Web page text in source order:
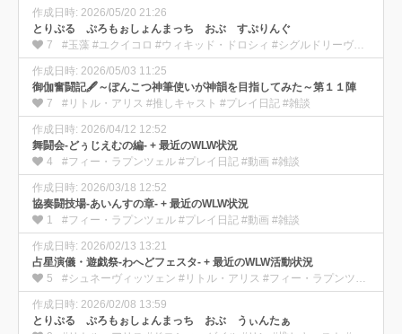
作成日時: 2026/05/20 21:26
とりぷる ぷろもぉしょんまっち おぶ すぷりんぐ
7
#玉藻 #ユクイコロ #ウィキッド・ドロシィ #シグルドリーヴァ #プレイ日記 #動画 #雑談
作成日時: 2026/05/03 11:25
御伽奮闘記🖋️～ぽんこつ神筆使いが神韻を目指してみた～第１１陣
7
#リトル・アリス #推しキャスト #プレイ日記 #雑談
作成日時: 2026/04/12 12:52
舞闘会-どぅじえむの編- + 最近のWLW状況
4
#フィー・ラプンツェル #プレイ日記 #動画 #雑談
作成日時: 2026/03/18 12:52
協奏闘技場-あいんすの章- + 最近のWLW状況
1
#フィー・ラプンツェル #プレイ日記 #動画 #雑談
作成日時: 2026/02/13 13:21
占星演儀・遊戯祭-わへどフェスタ- + 最近のWLW活動状況
5
#シュネーヴィッツェン #リトル・アリス #フィー・ラプンツェル #推しキャスト #プレイ日記 #動画 #雑談
作成日時: 2026/02/08 13:59
とりぷる ぷろもぉしょんまっち おぶ うぃんたぁ